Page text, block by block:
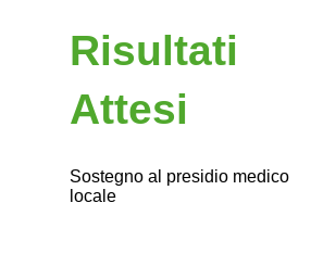
Risultati
Attesi
Sostegno al presidio medico
locale